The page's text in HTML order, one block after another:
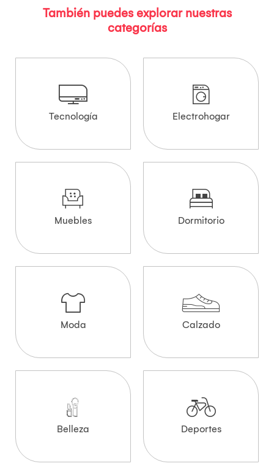
También puedes explorar nuestras
categorías
Tecnología Electrohogar
Muebles Dormitorio
Moda Calzado
Belleza Deportes